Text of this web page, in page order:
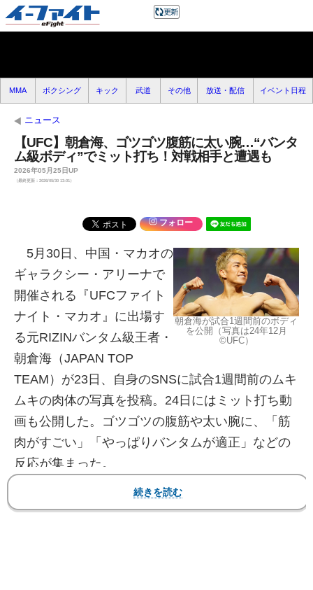
MMA ボクシング キック 武道 その他 放送・配信 イベント日程
ニュース
【UFC】朝倉海、ゴツゴツ腹筋に太い腕…“バンタ
ム級ボディ”でミット打ち！対戦相手と遭遇も
2026年05月25日UP
（最終更新：2026/05/30 13:01）
フォロー
朝倉海が試合1週間前のボディ
を公開（写真は24年12月
©UFC）
5月30日、中国・マカオの
ギャラクシー・アリーナで
開催される『UFCファイト
ナイト・マカオ』に出場す
る元RIZINバンタム級王者・
朝倉海（JAPAN TOP
TEAM）が23日、自身のSNSに試合1週間前のムキ
ムキの肉体の写真を投稿。24日にはミット打ち動
画も公開した。ゴツゴツの腹筋や太い腕に、「筋
肉がすごい」「やっぱりバンタムが適正」などの
反応が集まった。
【フォト】試合1週間前の分厚い“ムキムキ”ボデ